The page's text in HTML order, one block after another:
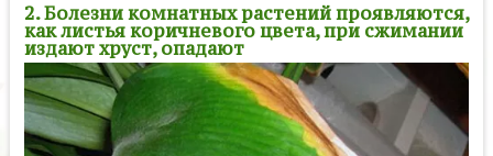
2. Болезни комнатных растений проявляются,
как листья коричневого цвета, при сжимании
издают хруст, опадают